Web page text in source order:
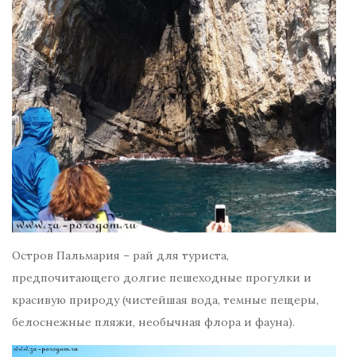
Остров Пальмария – рай для туриста,
предпочитающего долгие пешеходные прогулки и
красивую природу (чистейшая вода, темные пещеры,
белоснежные пляжи, необычная флора и фауна).